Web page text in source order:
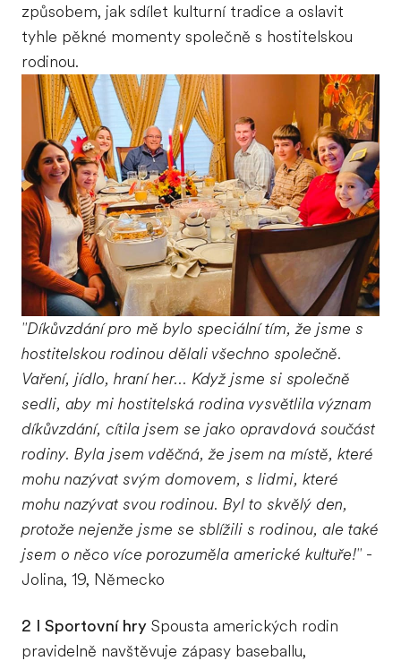
způsobem, jak sdílet kulturní tradice a oslavit
tyhle pěkné momenty společně s hostitelskou
rodinou.
"Díkůvzdání pro mě bylo speciální tím, že jsme s
hostitelskou rodinou dělali všechno společně.
Vaření, jídlo, hraní her... Když jsme si společně
sedli, aby mi hostitelská rodina vysvětlila význam
díkůvzdání, cítila jsem se jako opravdová součást
rodiny. Byla jsem vděčná, že jsem na místě, které
mohu nazývat svým domovem, s lidmi, které
mohu nazývat svou rodinou. Byl to skvělý den,
protože nejenže jsme se sblížili s rodinou, ale také
jsem o něco více porozuměla americké kultuře!" -
Jolina, 19, Německo
2 I Sportovní hry Spousta amerických rodin
pravidelně navštěvuje zápasy baseballu,